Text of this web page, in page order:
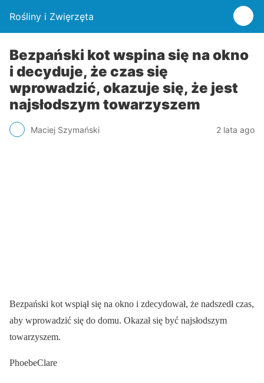
Rośliny i Zwięrzęta
Bezpański kot wspina się na okno
i decyduje, że czas się
wprowadzić, okazuje się, że jest
najsłodszym towarzyszem
Maciej Szymański 2 lata ago
Bezpański kot wspiął się na okno i zdecydował, że nadszedł czas,
aby wprowadzić się do domu. Okazał się być najsłodszym
towarzyszem.
PhoebeClare